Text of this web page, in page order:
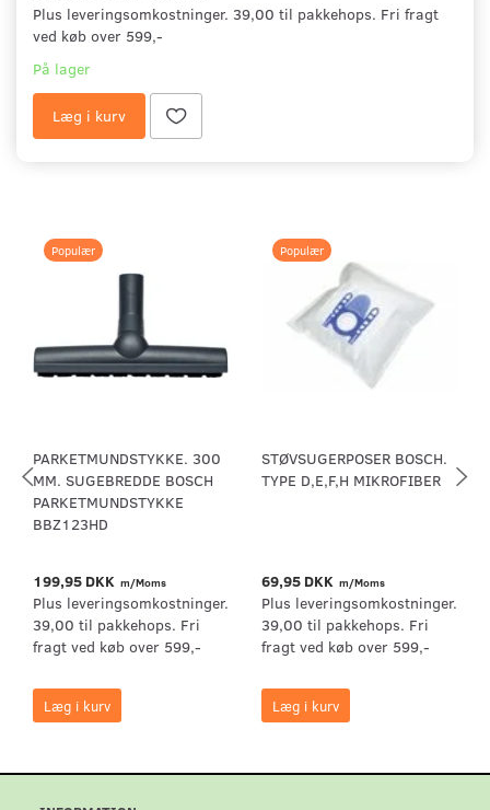
Plus leveringsomkostninger. 39,00 til pakkehops. Fri fragt
ved køb over 599,-
På lager
Læg i kurv
Populær
PARKETMUNDSTYKKE. 300
MM. SUGEBREDDE BOSCH
PARKETMUNDSTYKKE
BBZ123HD
199,95 DKK m/Moms
Plus leveringsomkostninger.
39,00 til pakkehops. Fri
fragt ved køb over 599,-
Læg i kurv
Populær
STØVSUGERPOSER BOSCH.
TYPE D,E,F,H MIKROFIBER
69,95 DKK m/Moms
Plus leveringsomkostninger.
39,00 til pakkehops. Fri
fragt ved køb over 599,-
Læg i kurv